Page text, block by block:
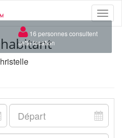
Toggle
×
16 personnes consultent
cette location